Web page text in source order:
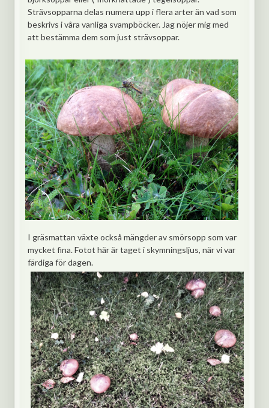
Strävsopparna delas numera upp i flera arter än vad som
beskrivs i våra vanliga svampböcker. Jag nöjer mig med
att bestämma dem som just strävsoppar.
I gräsmattan växte också mängder av smörsopp som var
mycket fina. Fotot här är taget i skymningsljus, när vi var
färdiga för dagen.